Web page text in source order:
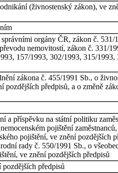
(živnostenský zákon), ve
orgány ČR, zákon č. 531/
nemovitostí, zákon č. 331/
157/1993, 302/1993, 315/1993,
zákona č. 455/1991 Sb., o
předpisů, a o změně
a příspěvku na státní politiku
pojištění
pojištění, ve znění pozdějších
rady č. 550/1991 Sb., o
ve znění pozdějších předpisů
předpisů